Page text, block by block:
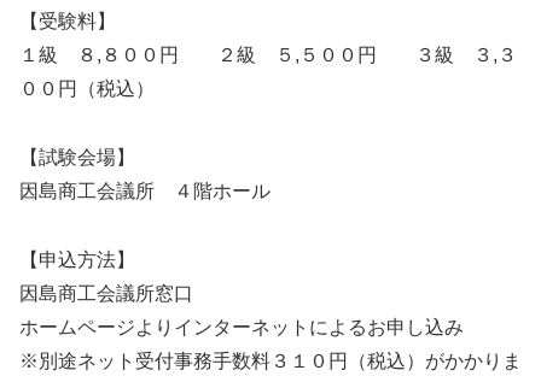
【受験料】
１級 ８,８００円 ２級 ５,５００円 ３級 ３,３
００円（税込）
【試験会場】
因島商工会議所 ４階ホール
【申込方法】
因島商工会議所窓口
ホームページよりインターネットによるお申し込み
※別途ネット受付事務手数料３１０円（税込）がかかりま